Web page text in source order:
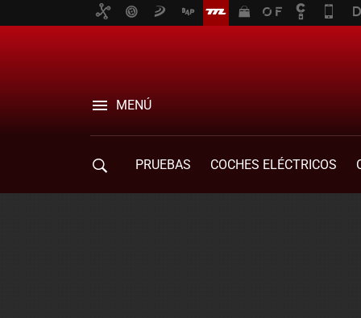
MENÚ
PRUEBAS COCHES ELÉCTRICOS